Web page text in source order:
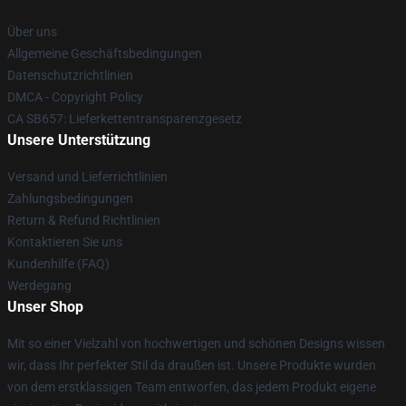
Über uns
Allgemeine Geschäftsbedingungen
Datenschutzrichtlinien
DMCA - Copyright Policy
CA SB657: Lieferkettentransparenzgesetz
Unsere Unterstützung
Versand und Lieferrichtlinien
Zahlungsbedingungen
Return & Refund Richtlinien
Kontaktieren Sie uns
Kundenhilfe (FAQ)
Werdegang
Unser Shop
Mit so einer Vielzahl von hochwertigen und schönen Designs wissen
wir, dass Ihr perfekter Stil da draußen ist. Unsere Produkte wurden
von dem erstklassigen Team entworfen, das jedem Produkt eigene